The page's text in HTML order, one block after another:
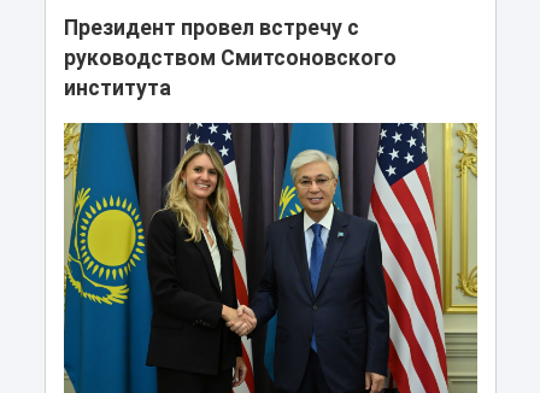
Президент провел встречу с
руководством Смитсоновского
института